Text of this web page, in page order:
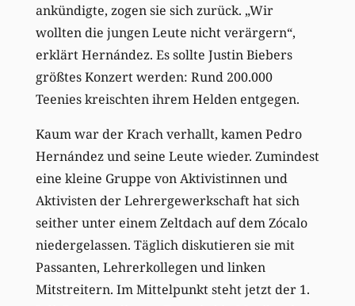
ankündigte, zogen sie sich zurück. „Wir
wollten die jungen Leute nicht verärgern“,
erklärt Hernández. Es sollte Justin Biebers
größtes Konzert werden: Rund 200.000
Teenies kreischten ihrem Helden entgegen.
Kaum war der Krach verhallt, kamen Pedro
Hernández und seine Leute wieder. Zumindest
eine kleine Gruppe von Aktivistinnen und
Aktivisten der Lehrergewerkschaft hat sich
seither unter einem Zeltdach auf dem Zócalo
niedergelassen. Täglich diskutieren sie mit
Passanten, Lehrerkollegen und linken
Mitstreitern. Im Mittelpunkt steht jetzt der 1.